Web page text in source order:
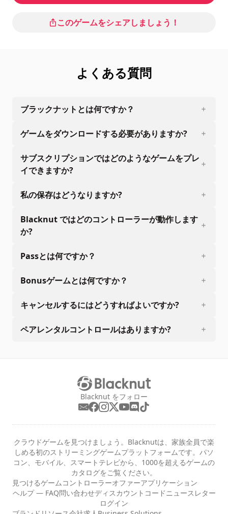
このゲームをシェアしましょう！
よくある質問
ブラックナットとは何ですか？
ゲームをダウンロードする必要がありますか?
サブスクリプションではどのようなゲームをプレ
イできますか?
私の保存はどうなりますか?
Blacknut ではどのコントローラーが動作します
か?
Passとは何ですか？
Bonusゲームとは何ですか？
キャンセルするにはどうすればよいですか?
ペアレンタルコントロールはありますか?
Blacknut をフォロー
クラウドゲームを見つけましょう。Blacknutは、家族全員で楽
しめる初のストリーミングゲームプラットフォームです。パソ
コン、モバイル、スマートテレビから、1000を超えるゲームの
カタログをご覧ください。
見つけるゲーム コントローラーオファーアプリケーション
ヘルプ — FAQ問い合わせディスカウントコード ニュースレター
ログイン